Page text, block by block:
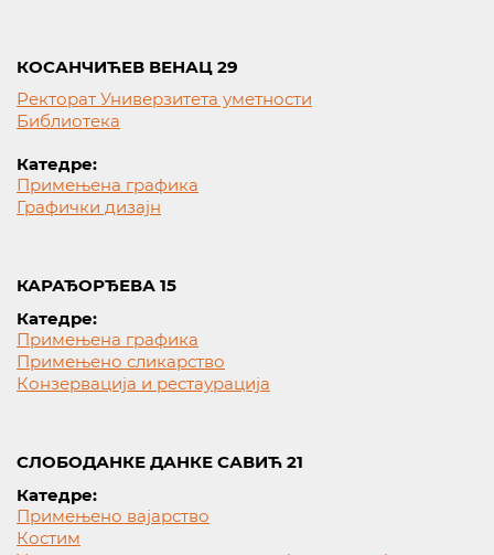
КОСАНЧИЋЕВ ВЕНАЦ 29
Ректорат Универзитета уметности
Библиотека
Катедре:
Примењена графика
Графички дизајн
КАРАЂОРЂЕВА 15
Катедре:
Примењена графика
Примењено сликарство
Конзервација и рестаурација
СЛОБОДАНКЕ ДАНКЕ САВИЋ 21
Катедре:
Примењено вајарство
Костим